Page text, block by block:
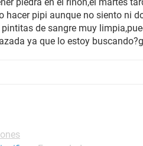
hacer pipi aunque no siento ni
de sangre muy
ya que lo estoy